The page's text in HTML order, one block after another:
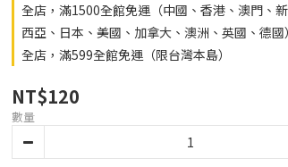
全店，滿1500全館免運（中國、香港、澳門、
西亞、日本、美國、加拿大、澳洲、英國、德國）
全店，滿599全館免運（限台灣本島）
NT$120
數量